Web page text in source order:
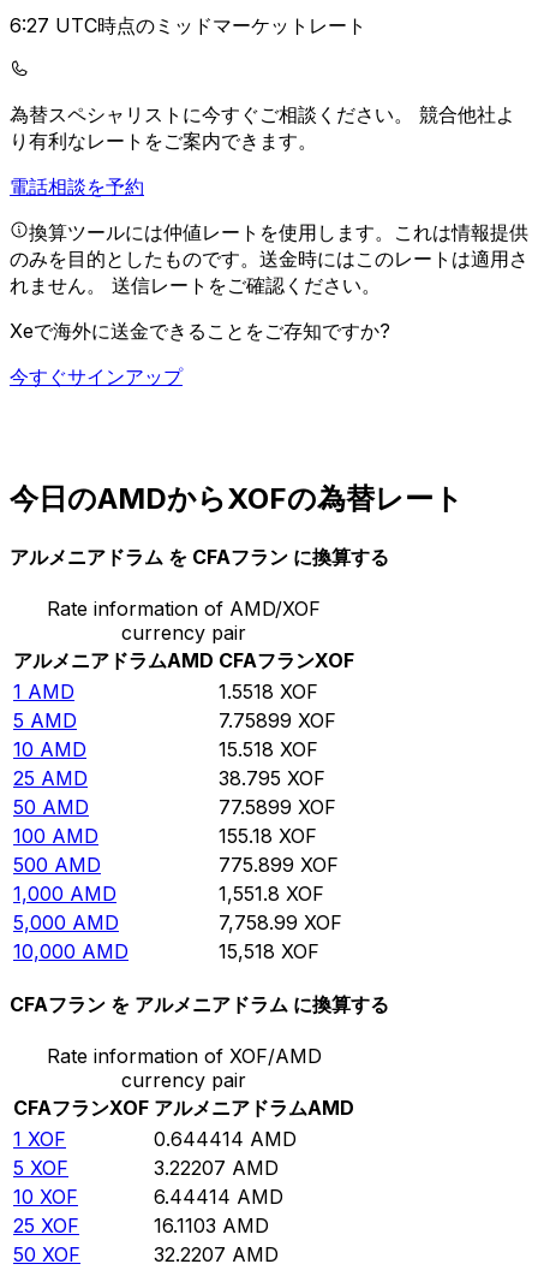
6:27 UTC時点のミッドマーケットレート
為替スペシャリストに今すぐご相談ください。 競合他社よ
り有利なレートをご案内できます。
電話相談を予約
換算ツールには仲値レートを使用します。これは情報提供
のみを目的としたものです。送金時にはこのレートは適用さ
れません。 送信レートをご確認ください。
Xeで海外に送金できることをご存知ですか?
今すぐサインアップ
今日のAMDからXOFの為替レート
アルメニアドラム を CFAフラン に換算する
Rate information of AMD/XOF
currency pair
アルメニアドラムAMD CFAフランXOF
1 AMD 1.5518 XOF
5 AMD 7.75899 XOF
10 AMD 15.518 XOF
25 AMD 38.795 XOF
50 AMD 77.5899 XOF
100 AMD 155.18 XOF
500 AMD 775.899 XOF
1,000 AMD 1,551.8 XOF
5,000 AMD 7,758.99 XOF
10,000 AMD 15,518 XOF
CFAフラン を アルメニアドラム に換算する
Rate information of XOF/AMD
currency pair
CFAフランXOF アルメニアドラムAMD
1 XOF 0.644414 AMD
5 XOF 3.22207 AMD
10 XOF 6.44414 AMD
25 XOF 16.1103 AMD
50 XOF 32.2207 AMD